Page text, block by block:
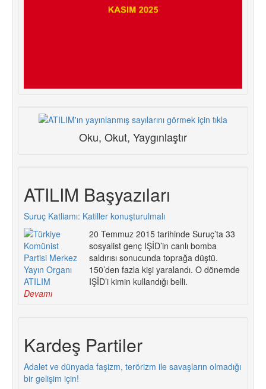
Oku, Okut, Yaygınlaştır
ATILIM Başyazıları
Suruç Katliamı: Katiller konuşturulmalı
20 Temmuz 2015 tarihinde Suruç’ta 33
sosyalist genç IŞİD’in canlı bomba
saldırısı sonucunda toprağa düştü.
150’den fazla kişi yaralandı. O dönemde
IŞİD’i kimin kullandığı belli.
Devamı
Kardeş Partiler
Adalet ve dünyada faşizm, terörizm ile savaşların olmadığı
bir gelişim için!